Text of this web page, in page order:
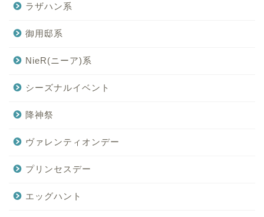
ラザハン系
御用邸系
NieR(ニーア)系
シーズナルイベント
降神祭
ヴァレンティオンデー
プリンセスデー
エッグハント